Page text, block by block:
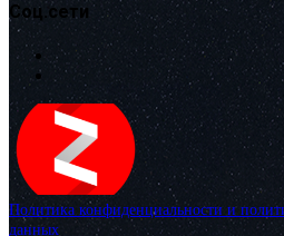
Соц.сети
Политика конфиденциальности и
данных